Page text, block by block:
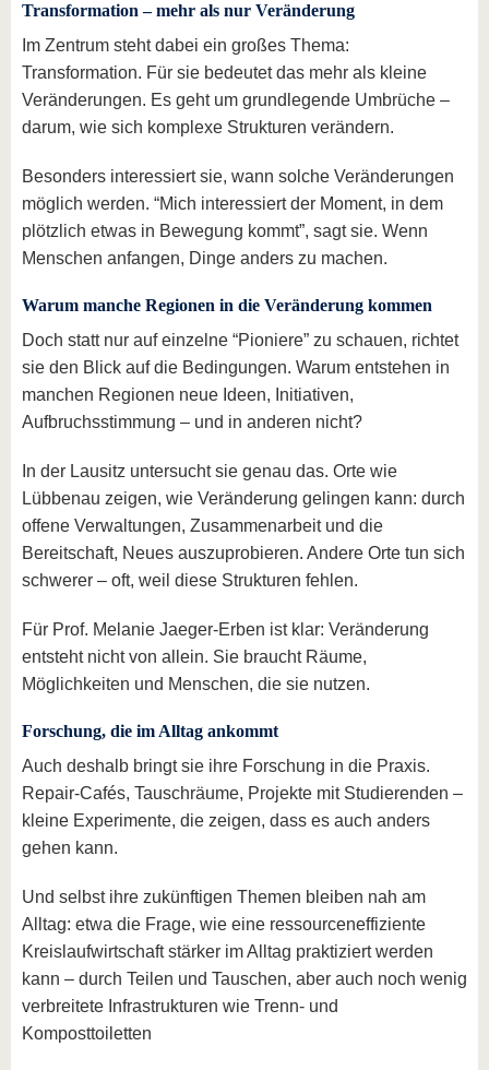
Transformation – mehr als nur Veränderung
Im Zentrum steht dabei ein großes Thema:
Transformation. Für sie bedeutet das mehr als kleine
Veränderungen. Es geht um grundlegende Umbrüche –
darum, wie sich komplexe Strukturen verändern.
Besonders interessiert sie, wann solche Veränderungen
möglich werden. “Mich interessiert der Moment, in dem
plötzlich etwas in Bewegung kommt”, sagt sie. Wenn
Menschen anfangen, Dinge anders zu machen.
Warum manche Regionen in die Veränderung kommen
Doch statt nur auf einzelne “Pioniere” zu schauen, richtet
sie den Blick auf die Bedingungen. Warum entstehen in
manchen Regionen neue Ideen, Initiativen,
Aufbruchsstimmung – und in anderen nicht?
In der Lausitz untersucht sie genau das. Orte wie
Lübbenau zeigen, wie Veränderung gelingen kann: durch
offene Verwaltungen, Zusammenarbeit und die
Bereitschaft, Neues auszuprobieren. Andere Orte tun sich
schwerer – oft, weil diese Strukturen fehlen.
Für Prof. Melanie Jaeger-Erben ist klar: Veränderung
entsteht nicht von allein. Sie braucht Räume,
Möglichkeiten und Menschen, die sie nutzen.
Forschung, die im Alltag ankommt
Auch deshalb bringt sie ihre Forschung in die Praxis.
Repair-Cafés, Tauschräume, Projekte mit Studierenden –
kleine Experimente, die zeigen, dass es auch anders
gehen kann.
Und selbst ihre zukünftigen Themen bleiben nah am
Alltag: etwa die Frage, wie eine ressourceneffiziente
Kreislaufwirtschaft stärker im Alltag praktiziert werden
kann – durch Teilen und Tauschen, aber auch noch wenig
verbreitete Infrastrukturen wie Trenn- und
Komposttoiletten